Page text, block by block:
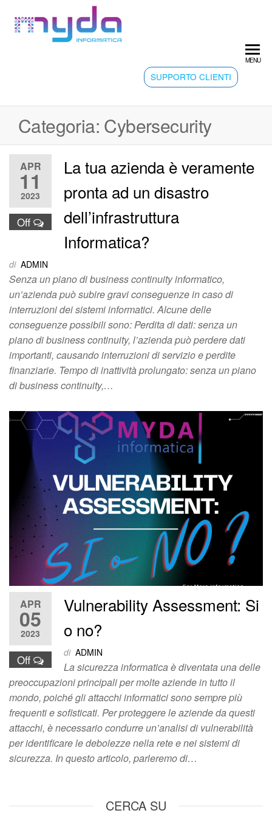
contenuto
SUPPORTO CLIENTI
MENU
Categoria: Cybersecurity
APR
11
2023
Off
La tua azienda è veramente
pronta ad un disastro
dell’infrastruttura
Informatica?
di ADMIN
Senza un piano di business continuity informatico,
un’azienda può subire gravi conseguenze in caso di
interruzioni dei sistemi informatici. Alcune delle
conseguenze possibili sono: Perdita di dati: senza un
piano di business continuity, l’azienda può perdere dati
importanti, causando interruzioni di servizio e perdite
finanziarie. Tempo di inattività prolungato: senza un piano
di business continuity,…
APR
05
2023
Off
Vulnerability Assessment: Si
o no?
di ADMIN
La sicurezza informatica è diventata una delle
preoccupazioni principali per molte aziende in tutto il
mondo, poiché gli attacchi informatici sono sempre più
frequenti e sofisticati. Per proteggere le aziende da questi
attacchi, è necessario condurre un’analisi di vulnerabilità
per identificare le debolezze nella rete e nei sistemi di
sicurezza. In questo articolo, parleremo di…
CERCA SU